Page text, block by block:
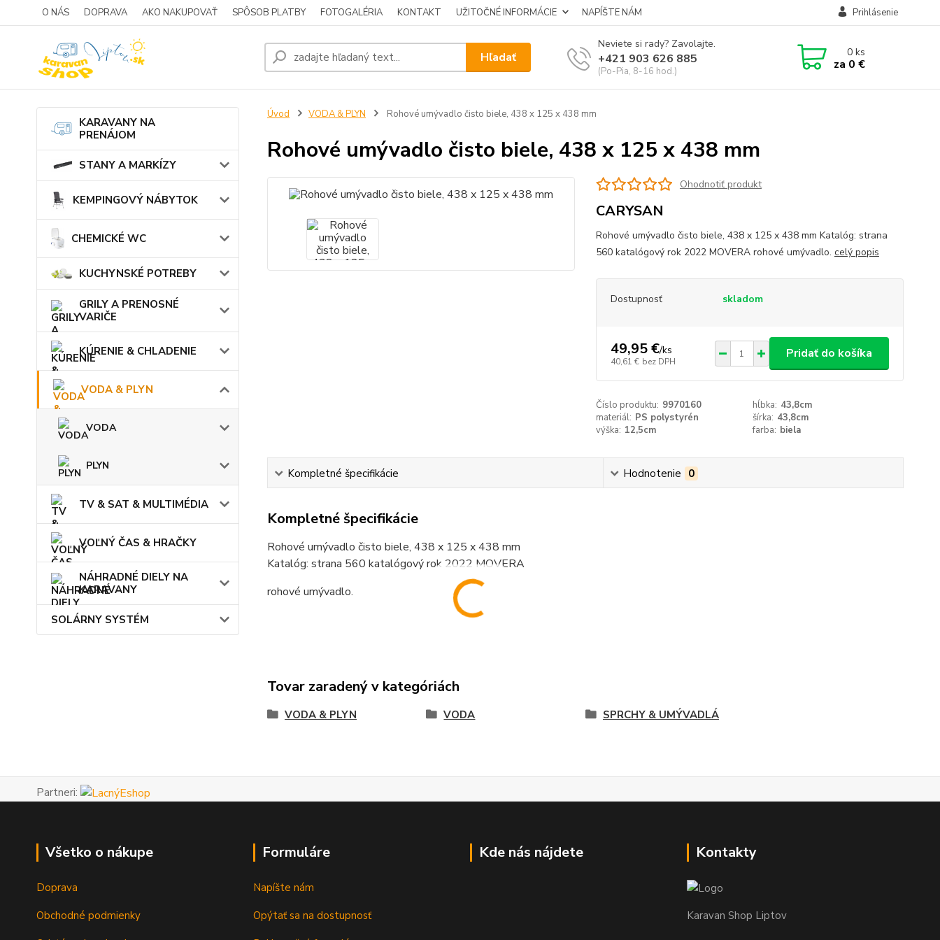
O NÁS DOPRAVA AKO NAKUPOVAŤ SPÔSOB PLATBY FOTOGALÉRIA KONTAKT UŽITOČNÉ INFORMÁCIE NAPÍŠTE NÁM Prihlásenie
Hľadať
Neviete si rady? Zavolajte.
+421 903 626 885
(Po-Pia, 8-16 hod.)
0ks
za 0 €
KARAVANY NA
PRENÁJOM
STANY A MARKÍZY
KEMPINGOVÝ NÁBYTOK
CHEMICKÉ WC
KUCHYNSKÉ POTREBY
GRILY A PRENOSNÉ
VARIČE
KÚRENIE & CHLADENIE
VODA & PLYN
VODA
PLYN
TV & SAT & MULTIMÉDIA
VOĽNÝ ČAS & HRAČKY
NÁHRADNÉ DIELY NA
KARAVANY
SOLÁRNY SYSTÉM
Úvod VODA & PLYN Rohové umývadlo čisto biele, 438 x 125 x 438 mm
Rohové umývadlo čisto biele, 438 x 125 x 438 mm
Ohodnotiť produkt
CARYSAN
Rohové umývadlo čisto biele, 438 x 125 x 438 mm Katalóg: strana
560 katalógový rok 2022 MOVERA rohové umývadlo. celý popis
Dostupnosť skladom
49,95 €/ks
40,61 € bez DPH
Pridať do košíka
Číslo produktu: 9970160 hĺbka: 43,8cm
materiál: PS polystyrén šírka: 43,8cm
výška: 12,5cm farba: biela
Kompletné špecifikácie Hodnotenie 0
Kompletné špecifikácie
Rohové umývadlo čisto biele, 438 x 125 x 438 mm
Katalóg: strana 560 katalógový rok 2022 MOVERA
rohové umývadlo.
Tovar zaradený v kategóriách
VODA & PLYN VODA SPRCHY & UMÝVADLÁ
Partneri:
Všetko o nákupe
Doprava
Obchodné podmienky
Formuláre
Napíšte nám
Opýtať sa na dostupnosť
Kde nás nájdete Kontakty
Karavan Shop Liptov